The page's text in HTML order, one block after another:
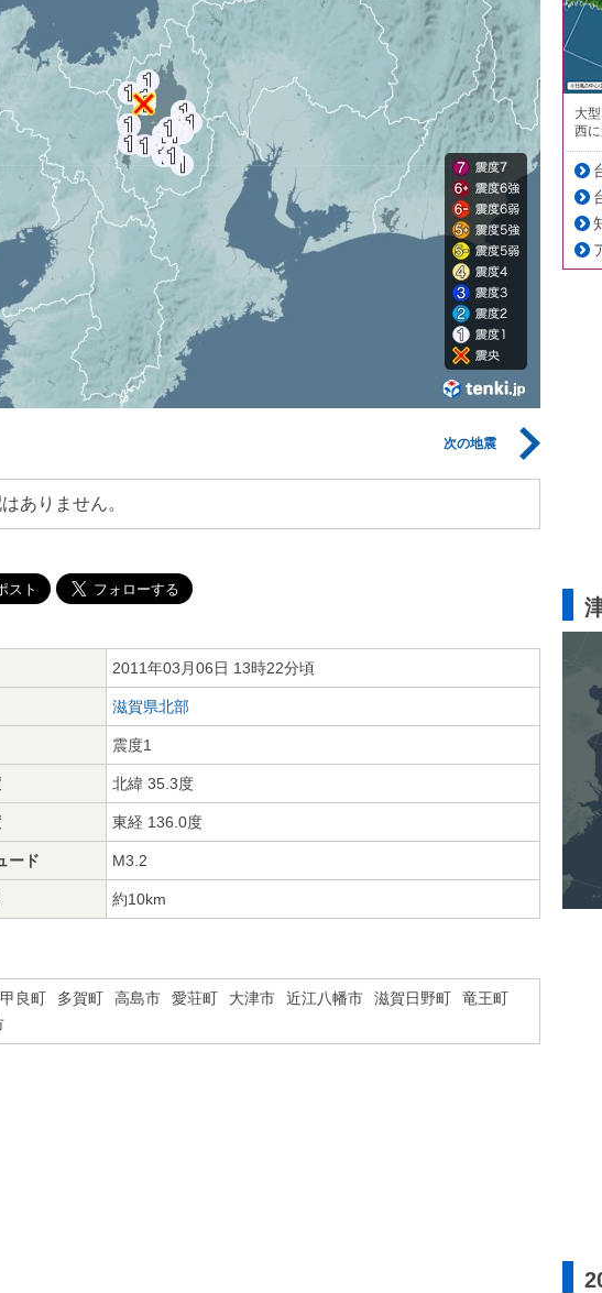
次の地震
ありません。
2011年03月06日 13時22分頃
滋賀県北部
震度1
北緯 35.3度
東経 136.0度
ード M3.2
約10km
甲良町 多賀町 高島市 愛荘町 大津市 近江八幡市 滋賀日野町
竜王町
大
西